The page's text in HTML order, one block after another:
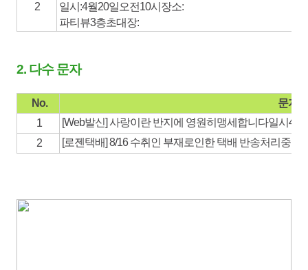
2
일시:4월20일오전10시장소:
파티뷰3층초대장:
2. 다수 문자
No.
문자
1
[Web발신] 사랑이란 반지에 영원히맹세합니다일시4월
2
[로젠택배] 8/16 수취인 부재로인한 택배 반송처리중 앱